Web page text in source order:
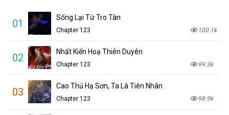
01 Sống Lại Từ Tro Tàn
Chapter 123 100.1k
02 Nhất Kiến Hoạ Thiên Duyên
Chapter 123 99.3k
03 Cao Thủ Hạ Sơn, Ta Là Tiên Nhân
Chapter 123 98.9k